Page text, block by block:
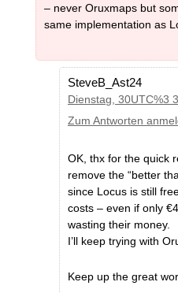
– never Oruxmaps but
same implementation as
SteveB_Ast24
Dienstag, 30UTC%3
Zum Antworten
OK, thx for the quick
remove the “better
since Locus is still
costs – even if only
wasting their money.
I’ll keep trying with
Keep up the great